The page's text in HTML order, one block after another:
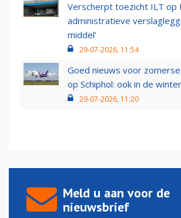
Verscherpt toezicht ILT op
administratieve
middel’
29-07-2026, 11:54
Goed nieuws voor
op Schiphol: ook in de
29-07-2026, 11:20
Meld u aan voor de
nieuwsbrief